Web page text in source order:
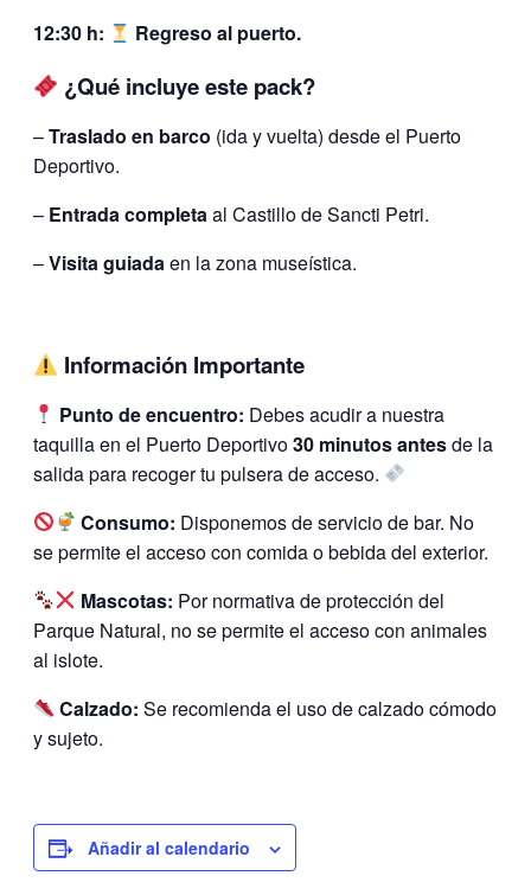
12:30 h:
Regreso al puerto.
¿Qué incluye este pack?
–Traslado en barco (ida y vuelta) desde el Puerto
Deportivo.
– Entrada completaal Castillo de Sancti Petri.
–Visita guiadaen la zona museística.
Información Importante
Punto de encuentro: Debes acudir a nuestra
taquilla en el Puerto Deportivo30 minutos antesde la
salida para recoger tu pulsera de acceso.
Consumo: Disponemos de servicio de bar. No
se permite el acceso con comida o bebida del exterior.
Mascotas: Por normativa de protección del
Parque Natural, no se permite el acceso con animales
al islote.
Calzado: Se recomienda el uso de calzado cómodo
y sujeto.
Añadir al calendario